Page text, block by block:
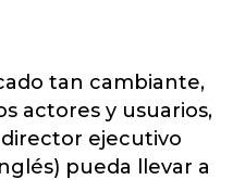
tan cambiante,
actores y usuarios,
ejecutivo
pueda llevar a